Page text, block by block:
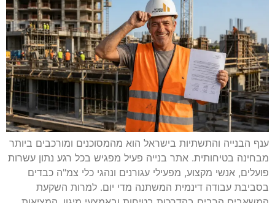
ענף הבנייה והתשתיות בישראל הוא מהמסוכנים ומורכבים ביותר
מבחינה בטיחותית. אתר בנייה פעיל מפגיש בכל רגע נתון עשרות
פועלים, אנשי מקצוע, מפעילי עגורנים ונהגי כלי צמ"ה כבדים
בסביבת עבודה דינמית המשתנה מדי יום. למרות השקעת